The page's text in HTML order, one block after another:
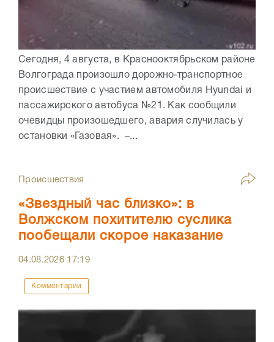
Сегодня, 4 августа, в Краснооктябрьском районе
Волгограда произошло дорожно-транспортное
происшествие с участием автомобиля Hyundai и
пассажирского автобуса №21. Как сообщили
очевидцы произошедшего, авария случилась у
остановки «Газовая». –...
Происшествия
«Звездный час близко»: в
Волжском похитителю суслика
пообещали скорое наказание
04.08.2026 17:19
Комментарии